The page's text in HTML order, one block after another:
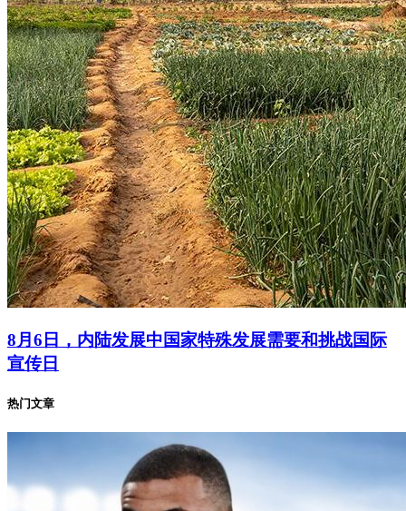
8月6日，内陆发展中国家特殊发展需要和挑战国际
宣传日
热门文章